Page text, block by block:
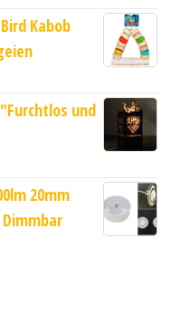
Kabob
und
20mm